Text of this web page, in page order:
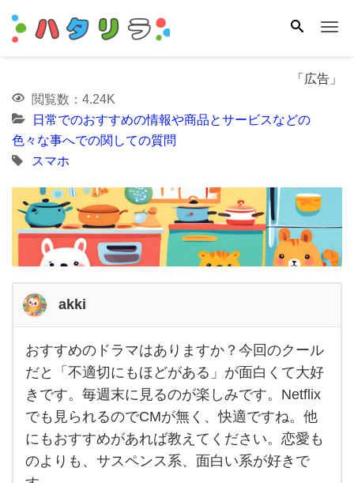
「広告」
閲覧数：4.24K
日常でのおすすめの情報や商品とサービスなどの
色々な事へでの関しての質問
スマホ
akki
お
す
す
め
の
おすすめのドラマはありますか？今回のクール
だと「不適切にもほどがある」が面白くて大好
きです。毎週末に見るのが楽しみです。Netflix
でも見られるのでCMが無く、快適ですね。他
にもおすすめがあれば教えてください。恋愛も
のよりも、サスペンス系、面白い系が好きで